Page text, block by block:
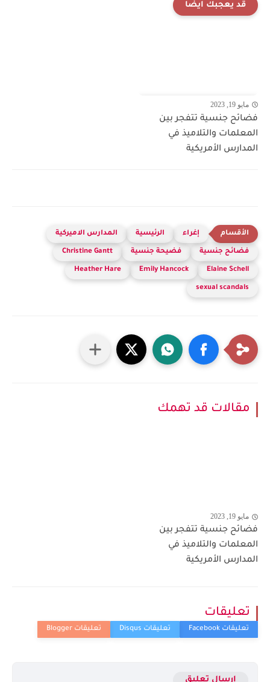
قد يعجبك ايضا
مايو 19, 2023
فضائح جنسية تتفجر بين
المعلمات والتلاميذ في
المدارس الأمريكية
إغراء الرئيسية المدارس الاميركية
فضائح جنسية فضيحة جنسية Christine Gantt
Elaine Schell
Emily Hancock
Heather Hare
sexual scandals
مقالات قد تهمك
مايو 19, 2023
فضائح جنسية تتفجر بين
المعلمات والتلاميذ في
المدارس الأمريكية
تعليقات
إرسال تعليق